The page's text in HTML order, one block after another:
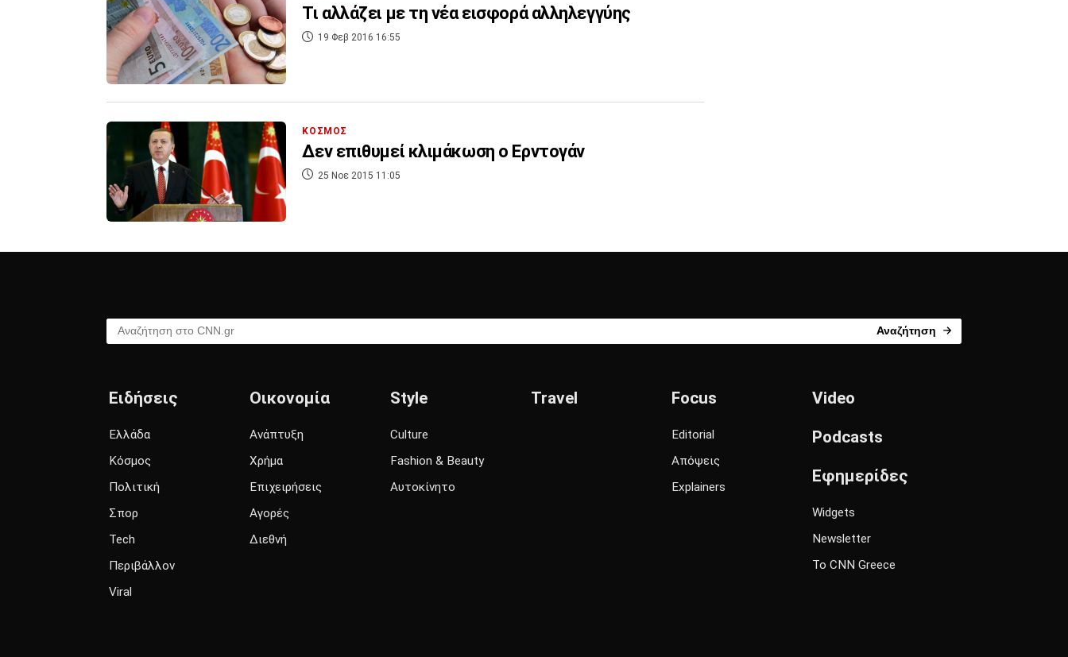
Τι αλλάζει με τη νέα εισφορά αλληλεγγύης
19 Φεβ 2016 16:55
ΚΟΣΜΟΣ
Δεν επιθυμεί κλιμάκωση ο Ερντογάν
25 Νοε 2015 11:05
Αναζήτηση στο CNN.gr Αναζήτηση
Ειδήσεις
Ελλάδα
Κόσμος
Πολιτική
Σπορ
Tech
Περιβάλλον
Viral
Οικονομία
Ανάπτυξη
Χρήμα
Επιχειρήσεις
Αγορές
Διεθνή
Style
Culture
Fashion & Beauty
Αυτοκίνητο
Travel Focus
Editorial
Απόψεις
Explainers
Video
Podcasts
Εφημερίδες
Widgets
Newsletter
Το CNN Greece